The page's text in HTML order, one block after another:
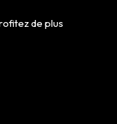
de plus